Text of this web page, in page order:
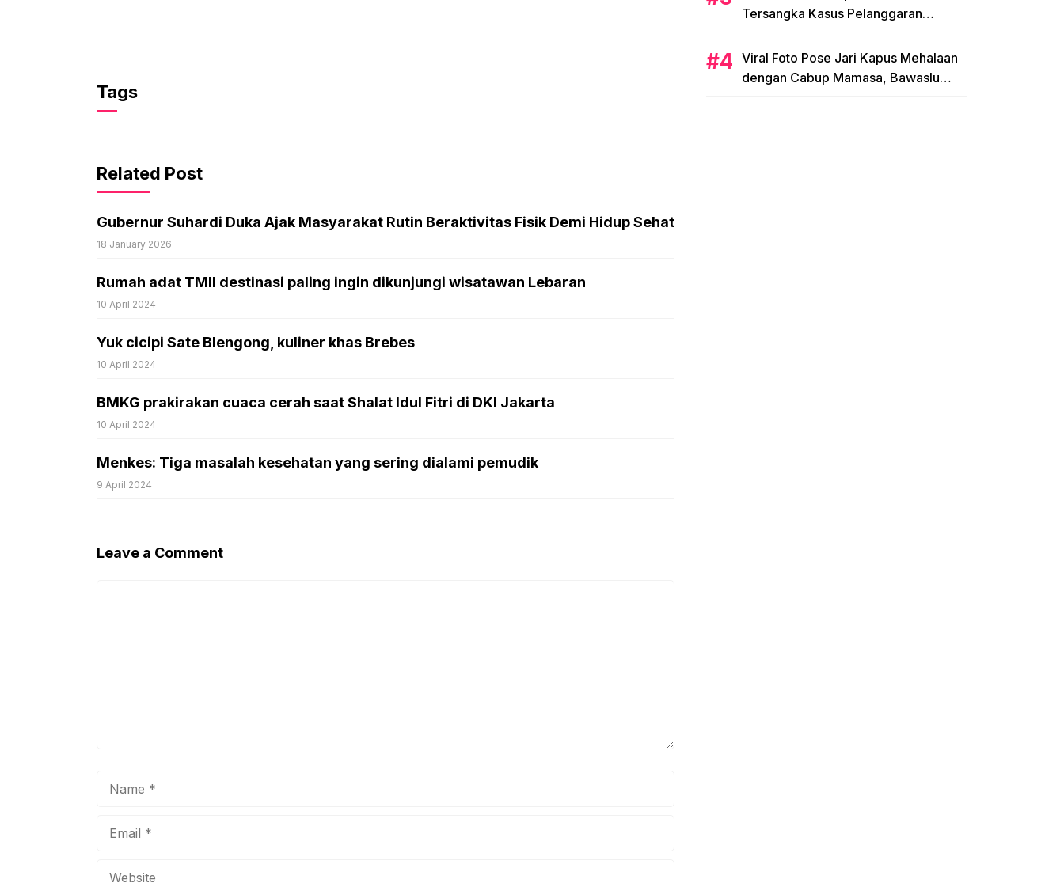
Tags
Related Post
Gubernur Suhardi Duka Ajak Masyarakat Rutin Beraktivitas Fisik Demi Hidup Sehat
18 January 2026
Rumah adat TMII destinasi paling ingin dikunjungi wisatawan Lebaran
10 April 2024
Yuk cicipi Sate Blengong, kuliner khas Brebes
10 April 2024
BMKG prakirakan cuaca cerah saat Shalat Idul Fitri di DKI Jakarta
10 April 2024
Menkes: Tiga masalah kesehatan yang sering dialami pemudik
9 April 2024
Leave a Comment
Tersangka Kasus Pelanggaran
Viral Foto Pose Jari Kapus Mehalaan
dengan Cabup Mamasa, Bawaslu